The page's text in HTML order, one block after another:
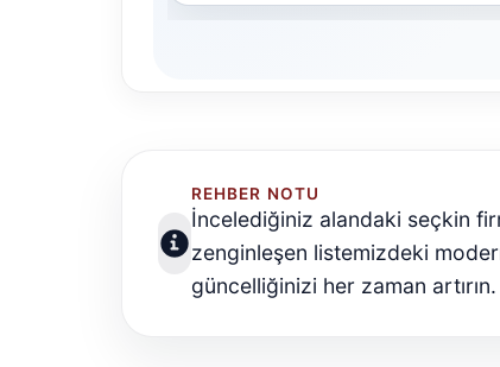
REHBER NOTU
İncelediğiniz alandaki seçkin
zenginleşen listemizdeki
güncelliğinizi her zaman artırın.